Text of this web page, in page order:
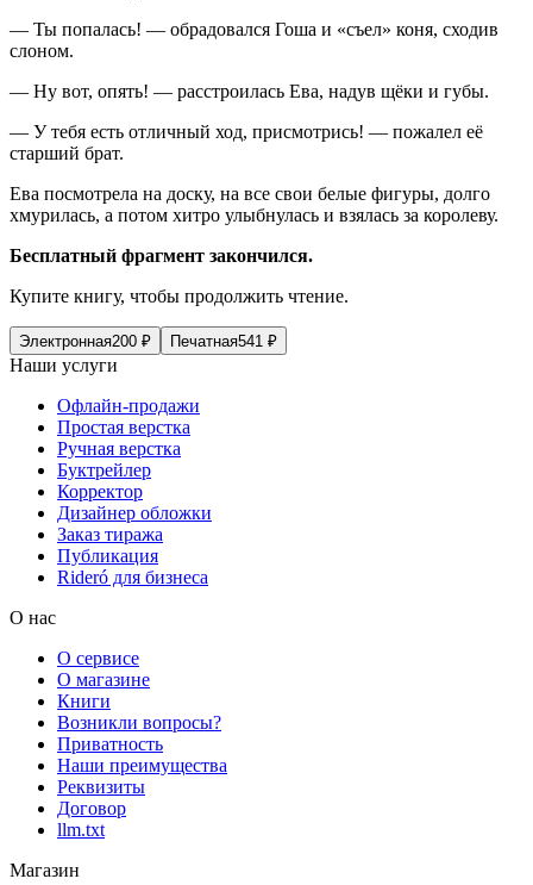
— Ты попалась! — обрадовался Гоша и «съел» коня, сходив
слоном.
— Ну вот, опять! — расстроилась Ева, надув щёки и губы.
— У тебя есть отличный ход, присмотрись! — пожалел её
старший брат.
Ева посмотрела на доску, на все свои белые фигуры, долго
хмурилась, а потом хитро улыбнулась и взялась за королеву.
Бесплатный фрагмент закончился.
Купите книгу, чтобы продолжить чтение.
Электронная200 ₽ Печатная541 ₽
Наши услуги
Офлайн-продажи
Простая верстка
Ручная верстка
Буктрейлер
Корректор
Дизайнер обложки
Заказ тиража
Публикация
Rideró для бизнеса
О нас
О сервисе
О магазине
Книги
Возникли вопросы?
Приватность
Наши преимущества
Реквизиты
Договор
llm.txt
Магазин